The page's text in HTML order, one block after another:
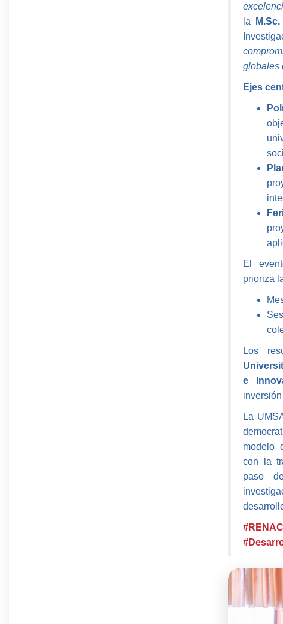
la
globales
Ejes
El
prioriza
Los
e
La
modelo
con la
paso